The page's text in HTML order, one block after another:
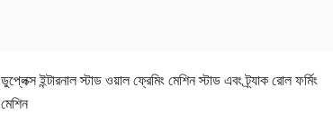
ডুপ্লেক্স ইন্টারনাল স্টাড ওয়াল ফ্রেমিং মেশিন স্টাড এবং ট্র্যাক রোল ফর্মিং
মেশিন